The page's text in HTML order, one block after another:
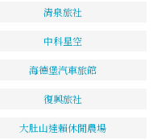
清泉旅社
中科星空
海德堡汽車旅館
復興旅社
大肚山達賴休閒農場